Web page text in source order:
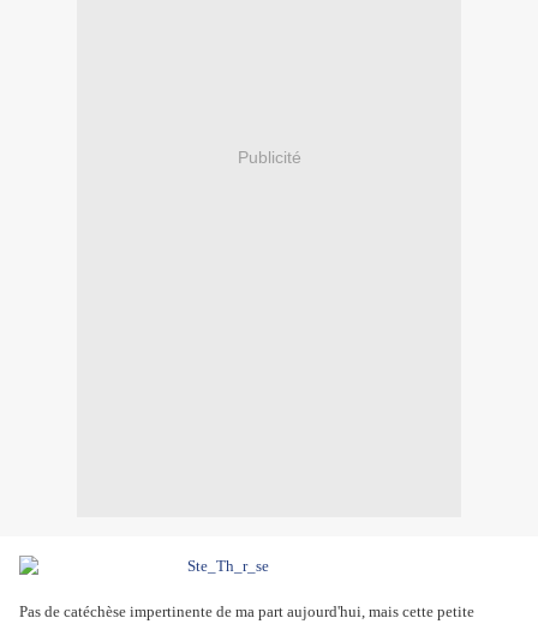
Publicité
Pas de catéchèse impertinente de ma part aujourd'hui, mais cette petite